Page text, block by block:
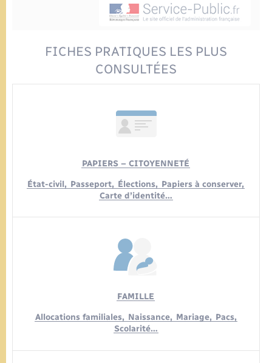
Nouvel habitant
Salle des Fêtes
FICHES PRATIQUES LES PLUS
CONSULTÉES
PAPIERS – CITOYENNETÉ
État-civil, Passeport, Élections, Papiers à conserver,
Carte d’identité…
FAMILLE
Allocations familiales, Naissance, Mariage, Pacs,
Scolarité…